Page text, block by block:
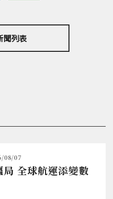
聞列表
08/07
全球航運添變數